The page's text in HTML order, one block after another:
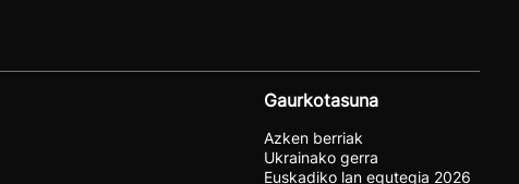
Gaurkotasuna
Azken berriak
Ukrainako gerra
Euskadiko lan egutegia 2026